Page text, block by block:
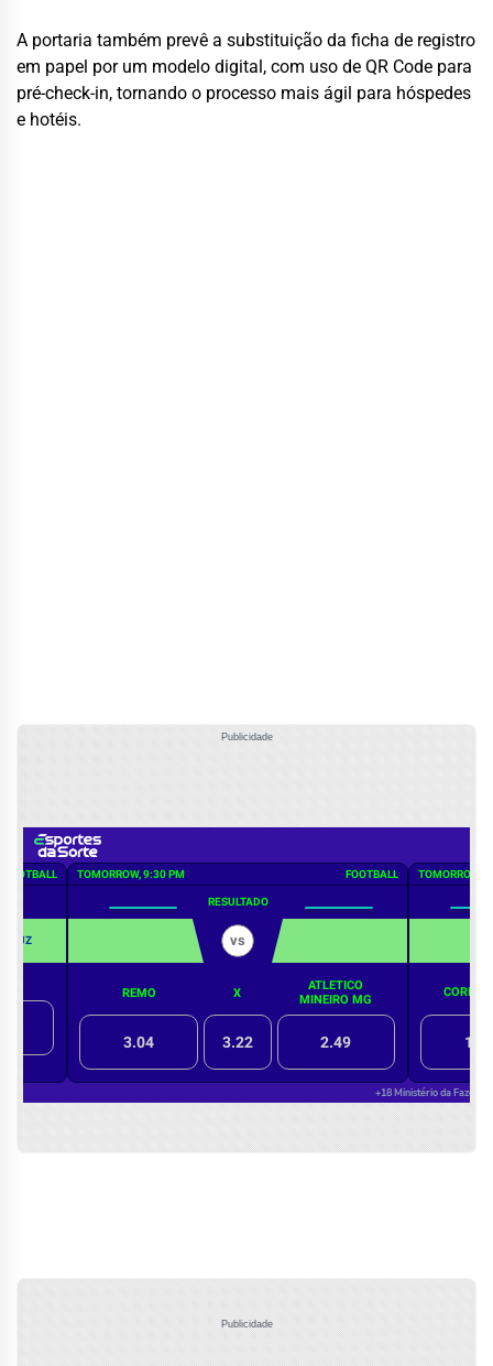
A portaria também prevê a substituição da ficha de registro
em papel por um modelo digital, com uso de QR Code para
pré-check-in, tornando o processo mais ágil para hóspedes
e hotéis.
Publicidade
Publicidade